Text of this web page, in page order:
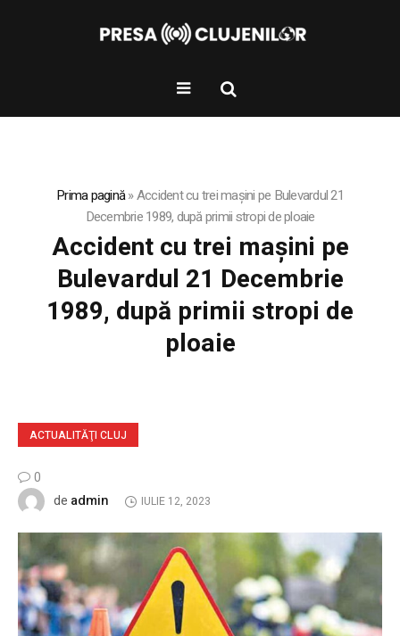
Prima pagină»Accident cu trei mașini pe Bulevardul 21
Decembrie 1989, după primii stropi de ploaie
Accident cu trei mașini pe
Bulevardul 21 Decembrie
1989, după primii stropi de
ploaie
ACTUALITĂŢI CLUJ
0
de admin IULIE 12, 2023